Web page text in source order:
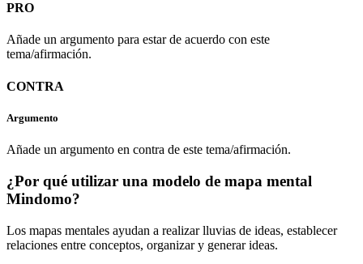
PRO
Añade un argumento para estar de acuerdo con este
tema/afirmación.
CONTRA
Argumento
Añade un argumento en contra de este tema/afirmación.
¿Por qué utilizar una modelo de mapa mental
Mindomo?
Los mapas mentales ayudan a realizar lluvias de ideas, establecer
relaciones entre conceptos, organizar y generar ideas.